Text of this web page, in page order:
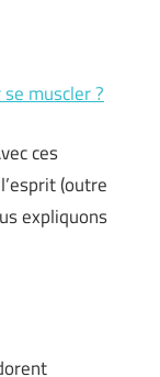
muscler ?
ces
(outre
expliquons